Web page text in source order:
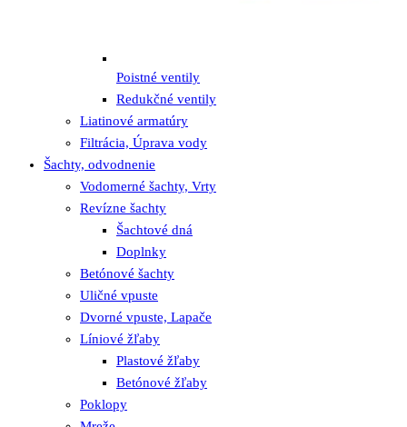
Poistné ventily
Redukčné ventily
Liatinové armatúry
Filtrácia, Úprava vody
Šachty, odvodnenie
Vodomerné šachty, Vrty
Revízne šachty
Šachtové dná
Doplnky
Betónové šachty
Uličné vpuste
Dvorné vpuste, Lapače
Líniové žľaby
Plastové žľaby
Betónové žľaby
Poklopy